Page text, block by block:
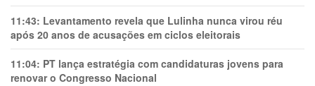
11:43: Levantamento revela que Lulinha nunca virou réu
após 20 anos de acusações em ciclos eleitorais
11:04: PT lança estratégia com candidaturas jovens para
renovar o Congresso Nacional